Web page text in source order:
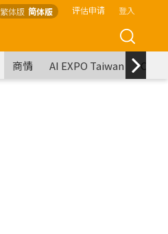
繁体版 简体版 评估申请 登入
商情 AI EXPO Taiwan